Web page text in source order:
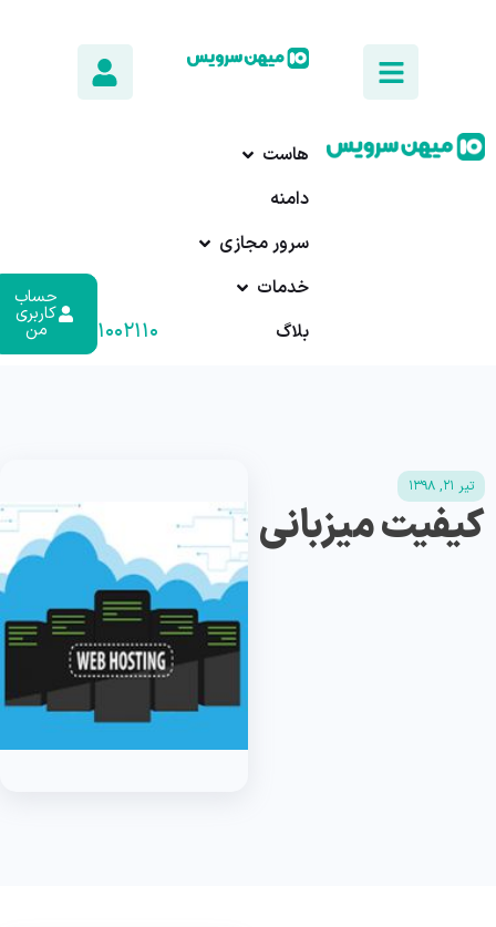
هاست
دامنه
سرور مجازی
خدمات
بلاگ
۰۱۷-۹۱۰۰۲۱۱۰
حساب
کاربری
من
تیر ۲۱, ۱۳۹۸
کیفیت میزبانی